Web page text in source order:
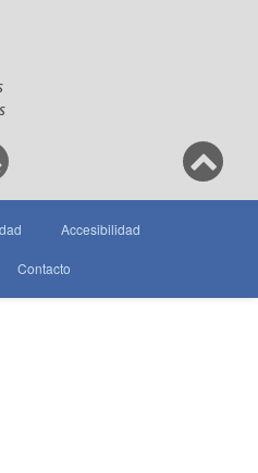
Accesibilidad
Contacto